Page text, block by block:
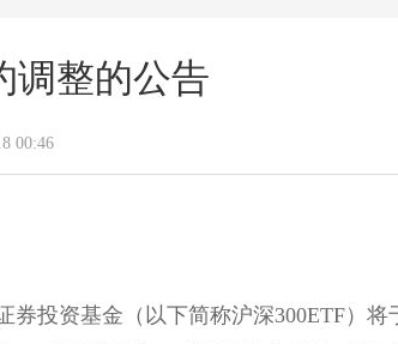
调整的公告
00:46
券投资基金（以下简称沪深300ETF）将